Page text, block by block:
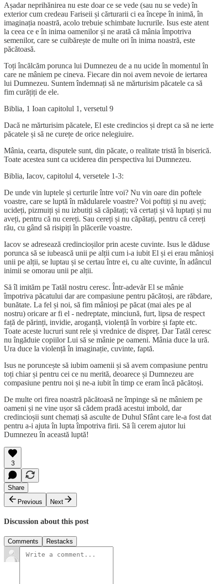
Așadar neprihănirea nu este doar ce se vede (sau nu se vede) în
exterior cum credeau Fariseii și cărturarii ci ea începe în inimă, în
imaginația noastră, acolo trebuie schimbate lucrurile. Isus este atent
la ceea ce e în inima oamenilor și ne arată că mânia împotriva
semenilor, care se cuibărește de multe ori în inima noastră, este
păcătoasă.
Toți încălcăm porunca lui Dumnezeu de a nu ucide în momentul în
care ne mâniem pe cineva. Fiecare din noi avem nevoie de iertarea
lui Dumnezeu. Suntem îndemnați să ne mărturisim păcatele ca să
fim curățiți de ele.
Biblia, 1 Ioan capitolul 1, versetul 9
Dacă ne mărturisim păcatele, El este credincios și drept ca să ne ierte
păcatele și să ne curețe de orice nelegiuire.
Mânia, cearta, disputele sunt, din păcate, o realitate tristă în biserică.
Toate acestea sunt ca uciderea din perspectiva lui Dumnezeu.
Biblia, Iacov, capitolul 4, versetele 1-3:
De unde vin luptele și certurile între voi? Nu vin oare din poftele
voastre, care se luptă în mădularele voastre? Voi poftiți și nu aveți;
ucideți, pizmuiți și nu izbutiți să căpătați; vă certați și vă luptați și nu
aveți, pentru că nu cereți. Sau cereți și nu căpătați, pentru că cereți
rău, cu gând să risipiți în plăcerile voastre.
Iacov se adresează credincioșilor prin aceste cuvinte. Isus le dăduse
porunca să se iubească unii pe alții cum i-a iubit El și ei erau mânioși
unii pe alții, se luptau și se certau între ei, cu alte cuvinte, în adâncul
inimii se omorau unii pe alții.
Să îl imităm pe Tatăl nostru ceresc. Într-adevăr El se mânie
împotriva păcatului dar are compasiune pentru păcătoși, are răbdare,
bunătate. La fel și noi, să fim mânioși pe păcat (mai ales pe al
nostru) oricare ar fi el - nedreptate, minciună, furt, lipsa de respect
față de părinți, invidie, aroganță, violență în vorbire și fapte etc.
Toate aceste lucruri sunt rele și vrednice de dispreț. Dar Tatăl ceresc
nu îngăduie copiilor Lui să se mânie pe oameni. Mânia duce la ură.
Ura duce la violență în imaginație, cuvinte, faptă.
Isus ne poruncește să iubim oamenii și să avem compasiune pentru
toți chiar și pentru cei ce nu merită, deoarece și Dumnezeu are
compasiune pentru noi și ne-a iubit în timp ce eram încă păcătoși.
De multe ori firea noastră păcătoasă ne împinge să ne mâniem pe
oameni și ne vine ușor să cădem pradă acestui imbold, dar
credincioșii sunt chemați să asculte de Duhul Sfânt care le-a fost dat
pentru a-i ajuta în lupta împotriva firii. Să îi cerem ajutor lui
Dumnezeu în această luptă!
3
Share
Previous
Next
Discussion about this post
Comments Restacks